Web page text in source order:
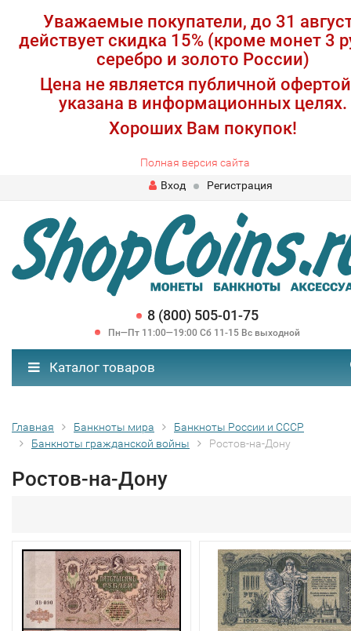
Уважаемые покупатели, до 31
действует скидка 15% (кроме монет 3
серебро и золото России)
Цена не является публичной
указана в информационных целях.
Хороших Вам покупок!
Полная версия сайта
Вход
Регистрация
8 (800) 505-01-75
Пн—Пт 11:00—19:00 Сб 11-15 Вс выходной
Каталог товаров
Главная Банкноты мира
Банкноты России и СССР
Банкноты гражданской войны
Ростов-на-Дону
Ростов-на-Дону